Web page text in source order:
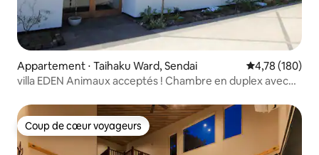
Appartement ⋅ Taihaku Ward, Sendai Évaluation
4,78 (180)
villa EDEN Animaux acceptés ! Chambre en duplex avec
Coup de cœur voyageurs
Coup de cœur voyageurs